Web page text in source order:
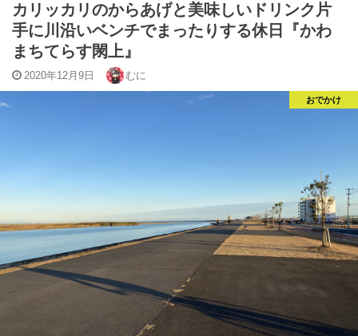
カリッカリのからあげと美味しいドリンク片
手に川沿いベンチでまったりする休日『かわ
まちてらす閖上』
2020年12月9日 むに
おでかけ